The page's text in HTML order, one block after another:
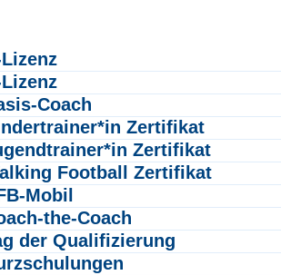
Coach
Zertifikat
Zertifikat
Football Zertifikat
Mobil
the-Coach
der Qualifizierung